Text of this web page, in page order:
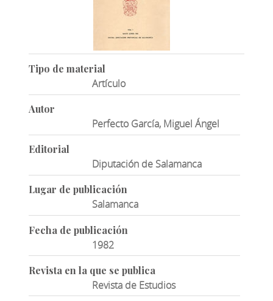
Tipo de material
Artículo
Autor
Perfecto García, Miguel Ángel
Editorial
Diputación de Salamanca
Lugar de publicación
Salamanca
Fecha de publicación
1982
Revista en la que se publica
Revista de Estudios